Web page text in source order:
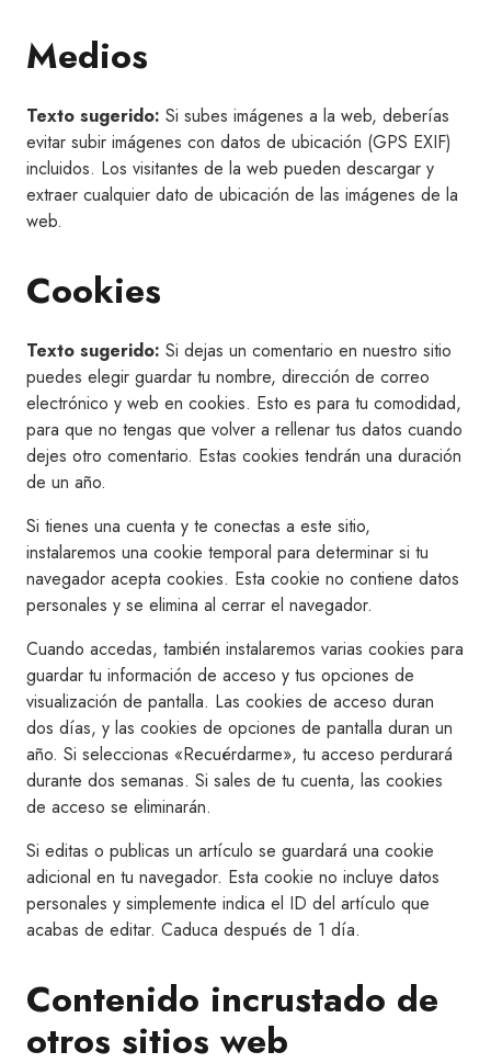
Medios
Texto sugerido: Si subes imágenes a la web, deberías
evitar subir imágenes con datos de ubicación (GPS EXIF)
incluidos. Los visitantes de la web pueden descargar y
extraer cualquier dato de ubicación de las imágenes de la
web.
Cookies
Texto sugerido: Si dejas un comentario en nuestro sitio
puedes elegir guardar tu nombre, dirección de correo
electrónico y web en cookies. Esto es para tu comodidad,
para que no tengas que volver a rellenar tus datos cuando
dejes otro comentario. Estas cookies tendrán una duración
de un año.
Si tienes una cuenta y te conectas a este sitio,
instalaremos una cookie temporal para determinar si tu
navegador acepta cookies. Esta cookie no contiene datos
personales y se elimina al cerrar el navegador.
Cuando accedas, también instalaremos varias cookies para
guardar tu información de acceso y tus opciones de
visualización de pantalla. Las cookies de acceso duran
dos días, y las cookies de opciones de pantalla duran un
año. Si seleccionas «Recuérdarme», tu acceso perdurará
durante dos semanas. Si sales de tu cuenta, las cookies
de acceso se eliminarán.
Si editas o publicas un artículo se guardará una cookie
adicional en tu navegador. Esta cookie no incluye datos
personales y simplemente indica el ID del artículo que
acabas de editar. Caduca después de 1 día.
Contenido incrustado de
otros sitios web